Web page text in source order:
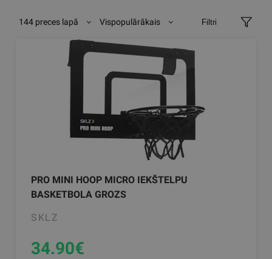
144 preces lapā Vispopulārākais Filtri
PRO MINI HOOP MICRO IEKŠTELPU
BASKETBOLA GROZS
SKLZ
34.90€